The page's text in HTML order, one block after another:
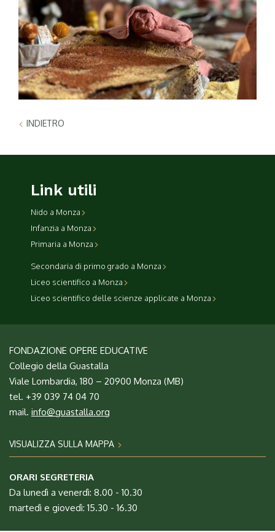
INDIETRO
Link utili
Nido a Monza
Infanzia a Monza
Primaria a Monza
Secondaria di primo grado a Monza
Liceo scientifico a Monza
Liceo scientifico delle scienze applicate a Monza
FONDAZIONE OPERE EDUCATIVE
Collegio della Guastalla
Viale Lombardia, 180 – 20900 Monza (MB)
tel. +39 039 74 04 70
mail. info@guastalla.org
VISUALIZZA SULLA MAPPA
ORARI SEGRETERIA
Da lunedì a venerdì: 8.00 - 10.30
martedì e giovedì: 15.30 - 16.30